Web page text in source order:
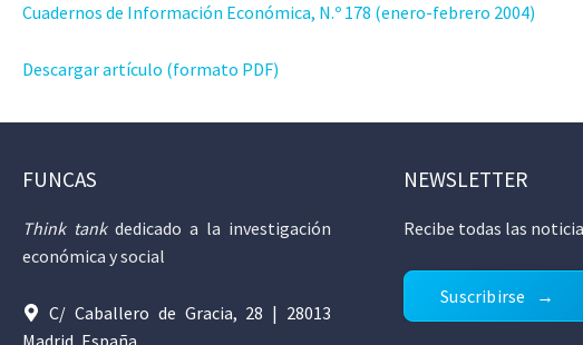
Cuadernos de Información Económica, N.º 178 (enero-febrero 2004)
Descargar artículo (formato PDF)
FUNCAS
Think tankdedicado a la investigación
económica y social
C/ Caballero de Gracia, 28 | 28013
Madrid, España
NEWSLETTER
Recibe todas las
Suscribirse